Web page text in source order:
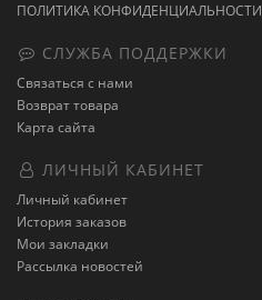
ПОЛИТИКА КОНФИДЕНЦИАЛЬНОСТИ
СЛУЖБА ПОДДЕРЖКИ
Связаться с нами
Возврат товара
Карта сайта
ЛИЧНЫЙ КАБИНЕТ
Личный кабинет
История заказов
Мои закладки
Рассылка новостей